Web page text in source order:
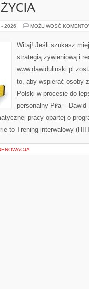
2026 MOŻLIWOŚĆ
Witaj! Jeśli szukasz
strategią żywieniową i
www.dawidulinski.pl
to, aby wspierać osoby
Polski w procesie do
personalny Piła –
pracy opartej o
to Trening interwałowy